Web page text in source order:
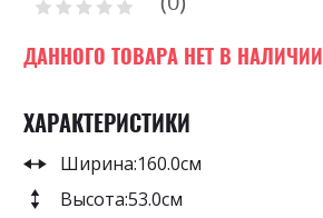
of
the
gallery
Рейтинг:
ДАННОГО ТОВАРА НЕТ В НАЛИЧИИ
ХАРАКТЕРИСТИКИ
Ширина:160.0см
Высота:53.0см